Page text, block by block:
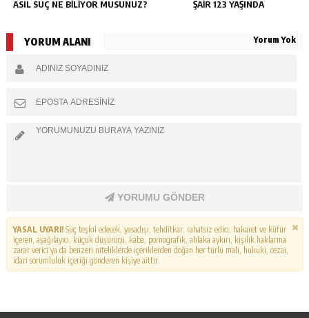
ASIL SUÇ NE BILIYOR MUSUNUZ?
ŞAIR 123 YAŞINDA
YORUM ALANI Yorum Yok
YORUMU GÖNDER
YASAL UYARI!Suç teşkil edecek, yasadışı, tehditkar, rahatsız edici, hakaret ve küfür
içeren, aşağılayıcı, küçük düşürücü, kaba, pornografik, ahlaka aykırı, kişilik haklarına
zarar verici ya da benzeri niteliklerde içeriklerden doğan her türlü mali, hukuki, cezai,
idari sorumluluk içeriği gönderen kişiye aittir.